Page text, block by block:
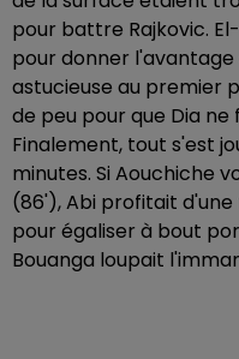
pour battre Rajkovic.
pour donner l'avantage
astucieuse au premier
de peu pour que Dia
Finalement, tout s'est
minutes. Si Aouchiche
(86'), Abi profitait
pour égaliser à bout
Bouanga loupait